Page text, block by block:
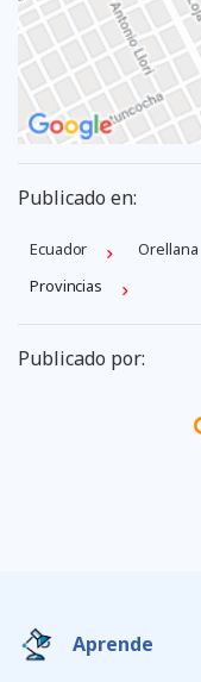
Publicado en:
Ecuador Orellana
Provincias
Publicado por:
Aprende